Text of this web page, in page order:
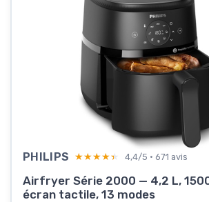
PHILIPS ★★★★★
★★★★★ 4,4/5 · 671 avis
Airfryer Série 2000 — 4,2 L, 1500
écran tactile, 13 modes